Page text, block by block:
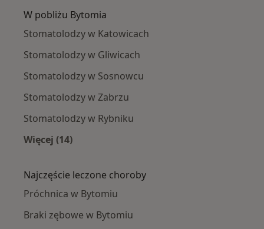
W pobliżu Bytomia
Stomatolodzy w Katowicach
Stomatolodzy w Gliwicach
Stomatolodzy w Sosnowcu
Stomatolodzy w Zabrzu
Stomatolodzy w Rybniku
Więcej (14)
Najczęście leczone choroby
Próchnica w Bytomiu
Braki zębowe w Bytomiu